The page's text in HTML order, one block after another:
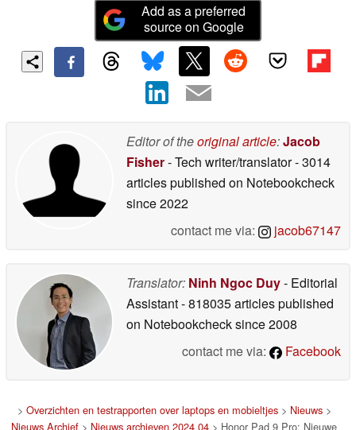
Add as a preferred
source on Google
Editor of theoriginal article:Jacob
Fisher- Tech writer/translator- 3014
articles published on Notebookcheck
since 2022
contact me via:
jacob67147
Translator: Ninh Ngoc Duy- Editorial
Assistant- 818035 articles published
on Notebookchecksince 2008
contact me via:
Facebook
> Overzichten en testrapporten over laptops en mobieltjes> Nieuws>
Nieuws Archief > Nieuws archieven 2024 04 > Honor Pad 9 Pro: Nieuwe